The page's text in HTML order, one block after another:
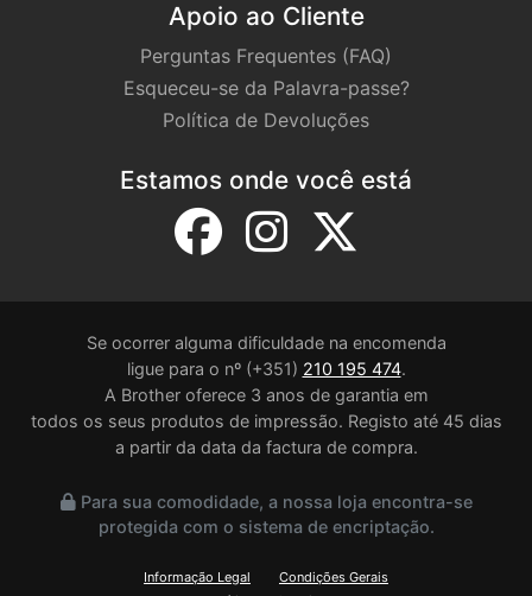
Apoio ao Cliente
Perguntas Frequentes (FAQ)
Esqueceu-se da Palavra-passe?
Política de Devoluções
Estamos onde você está
Se ocorrer alguma dificuldade na encomenda
ligue para o nº (+351) 210 195 474.
A Brother oferece 3 anos de garantia em
todos os seus produtos de impressão. Registo até 45 dias
a partir da data da factura de compra.
Para sua comodidade, a nossa loja encontra-se
protegida com o sistema de encriptação.
Informação Legal
Condições Gerais